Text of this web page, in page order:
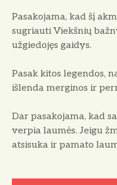
Pasakojama, kad šį
sugriauti Viekšnių
užgiedojęs gaidys.
Pasak kitos legendos,
išlenda mer­ginos ir
Dar pasakojama, kad
verpia laumės. Jeigu
atsisuka ir pamato